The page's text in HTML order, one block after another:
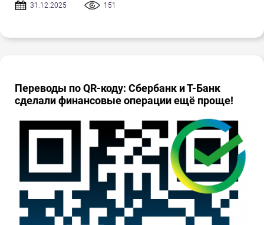
31.12.2025 151
Переводы по QR-коду: Сбербанк и Т-Банк
сделали финансовые операции ещё проще!